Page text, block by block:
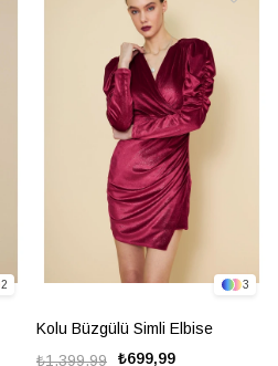
2 3
Kolu Büzgülü Simli Elbise
₺699,99
₺1.399,99